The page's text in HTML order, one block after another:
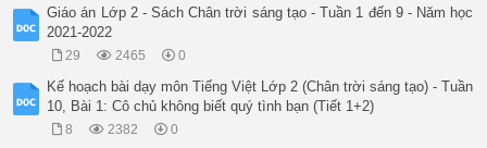
Hoạt động 2: Luyện viết câu ứng dụng
Mục tiêu: Giúp học sinh viết đúng chữ U, Ư hoa, hiểu nghĩa
Phương pháp, hình thức tổ chức: Quan sát, viết mẫu, thực
Cách tiến hành:
Giáo viên hướng dẫn học sinh quan sát chữ mẫu, cách nối
Giáo viên quan sát, chỉnh sửa chữ viết học sinh.
-Học sinh quan sát chữ mẫu, nêu quy trình viết.
-Học sinh luyện viết bảng con chữ “U, Ư” hoa; chữ “ Uống
Giáo án Lớp 2 - Sách Chân trời sáng tạo - Tuần 1 đến 9 - Năm học
2021-2022
29 2465 0
Kế hoạch bài dạy môn Tiếng Việt Lớp 2 (Chân trời sáng tạo) - Tuần
10, Bài 1: Cô chủ không biết quý tình bạn (Tiết 1+2)
8 2382 0